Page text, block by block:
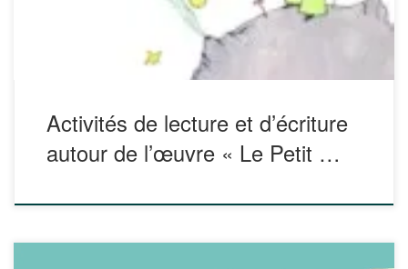
Activités de lecture et d’écriture
autour de l’œuvre « Le Petit …